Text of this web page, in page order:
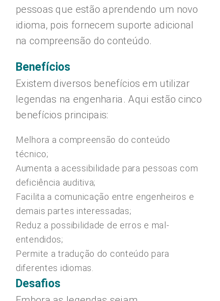
pessoas que estão aprendendo um novo
idioma, pois fornecem suporte adicional
na compreensão do conteúdo.
Benefícios
Existem diversos benefícios em utilizar
legendas na engenharia. Aqui estão cinco
benefícios principais:
Melhora a compreensão do conteúdo
técnico;
Aumenta a acessibilidade para pessoas com
deficiência auditiva;
Facilita a comunicação entre engenheiros e
demais partes interessadas;
Reduz a possibilidade de erros e mal-
entendidos;
Permite a tradução do conteúdo para
diferentes idiomas.
Desafios